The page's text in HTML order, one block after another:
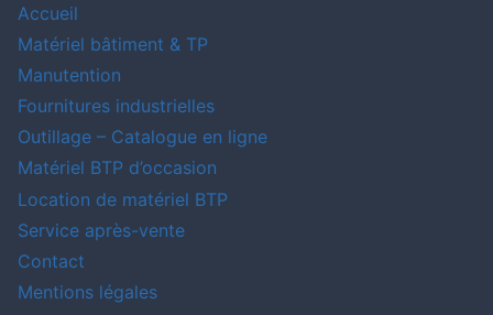
Accueil
Matériel bâtiment & TP
Manutention
Fournitures industrielles
Outillage – Catalogue en ligne
Matériel BTP d’occasion
Location de matériel BTP
Service après-vente
Contact
Mentions légales